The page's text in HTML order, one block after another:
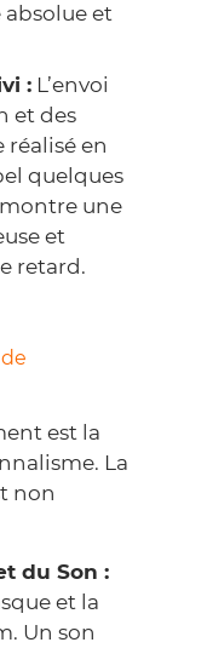
absolue et
: L’envoi
et des
en
quelques
une
et
retard.
est la
La
non
du Son :
et la
Un son